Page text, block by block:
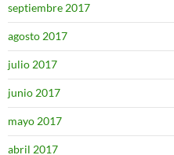
septiembre 2017
agosto 2017
julio 2017
junio 2017
mayo 2017
abril 2017